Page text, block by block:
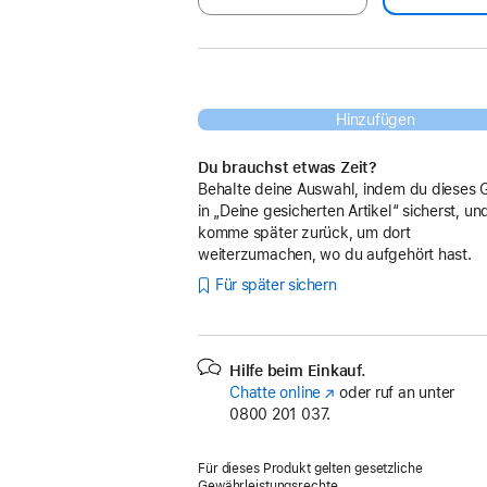
Hinzufügen
Du brauchst etwas Zeit?
Behalte deine Auswahl, indem du dieses
in „Deine gesicherten Artikel“ sicherst,
komme später zurück, um dort
weiterzumachen, wo du aufgehört hast.
Für später sichern
Hilfe beim Einkauf.
Chatte online (Öffnet
ein
oder ruf an unter
0800 201 037.
Für dieses Produkt gelten gesetzliche